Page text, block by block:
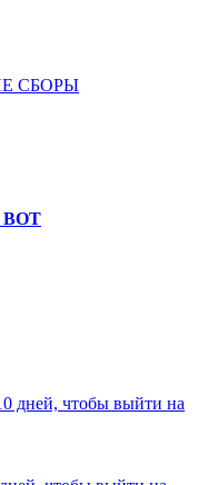
СБОРЫ
BOT